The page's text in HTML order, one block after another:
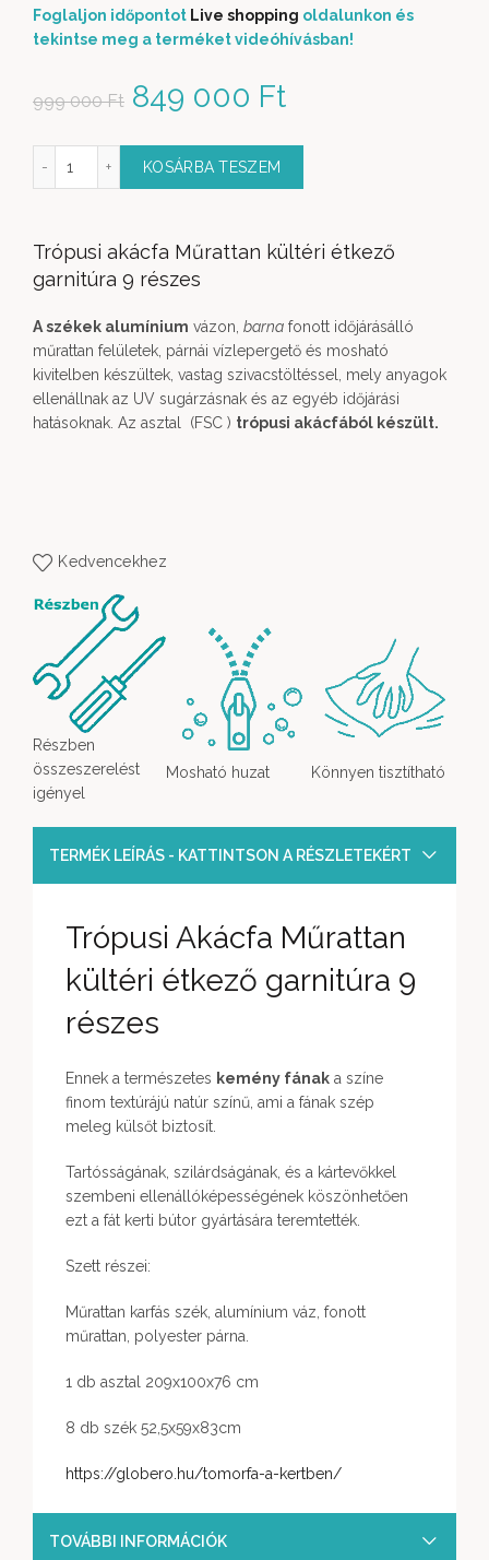
999 000Ft Original price was: 999
000 Ft.
849 000 Ft
is: 849
000 Ft.
Foglaljon időpontot Live shopping oldalunkon és
tekintse meg a terméket videóhívásban!
étkező garnitúra 9 részes mennyiség
KOSÁRBA TESZEM
Trópusi akácfa Műrattan kültéri étkező
garnitúra 9 részes
A székek alumínium vázon, barna fonott időjárásálló
műrattan felületek, párnái vízlepergető és mosható
kivitelben készültek, vastag szivacstöltéssel, mely anyagok
ellenállnak az UV sugárzásnak és az egyéb időjárási
hatásoknak. Az asztal (FSC ) trópusi akácfából készült.
Kedvencekhez
Részben
összeszerelést
igényel
Mosható huzat Könnyen tisztítható
TERMÉK LEÍRÁS - KATTINTSON A RÉSZLETEKÉRT
Trópusi Akácfa Műrattan
kültéri étkező garnitúra 9
részes
Ennek a természetes kemény fának a színe
finom textúrájú natúr színű, ami a fának szép
meleg külsőt biztosít.
Tartósságának, szilárdságának, és a kártevőkkel
szembeni ellenállóképességének köszönhetően
ezt a fát kerti bútor gyártására teremtették.
Szett részei:
Műrattan karfás szék, alumínium váz, fonott
műrattan, polyester párna.
1 db asztal 209x100x76 cm
8 db szék 52,5x59x83cm
https://globero.hu/tomorfa-a-kertben/
TOVÁBBI INFORMÁCIÓK